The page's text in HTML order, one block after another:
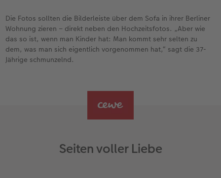
Die Fotos sollten die Bilderleiste über dem Sofa in ihrer Berliner
Wohnung zieren – direkt neben den Hochzeitsfotos. „Aber wie
das so ist, wenn man Kinder hat: Man kommt sehr selten zu
dem, was man sich eigentlich vorgenommen hat,“ sagt die 37-
Jährige schmunzelnd.
Seiten voller Liebe